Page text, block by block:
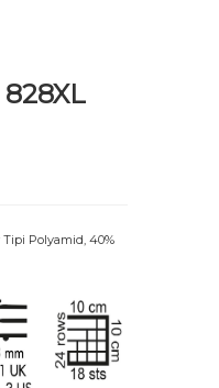
Tipi Polyamid, 40%